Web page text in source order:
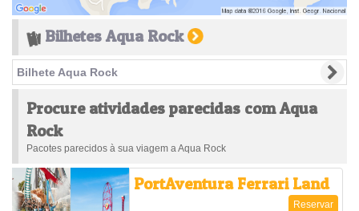
Bilhetes Aqua Rock
Bilhete Aqua Rock
Procure atividades parecidas com Aqua
Rock
Pacotes parecidos à sua viagem a Aqua Rock
PortAventura Ferrari Land
Reservar